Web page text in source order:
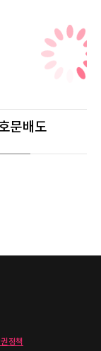
문배도
정책